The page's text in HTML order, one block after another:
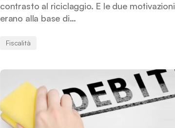
contrasto al riciclaggio. E le due motivazioni
erano alla base di…
Fiscalità